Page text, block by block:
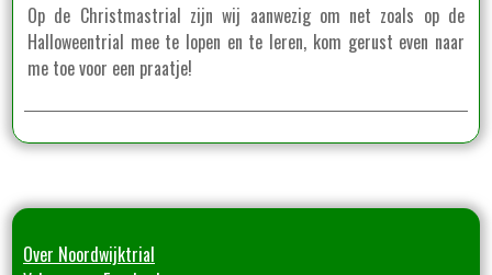
Op de Christmastrial zijn wij aanwezig om net zoals op de
Halloweentrial mee te lopen en te leren, kom gerust even naar
me toe voor een praatje!
Over Noordwijktrial